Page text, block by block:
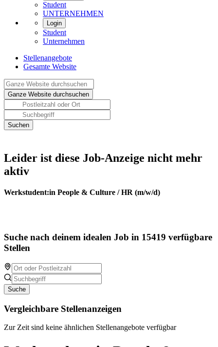
Student
UNTERNEHMEN
Login
Student
Unternehmen
Stellenangebote
Gesamte Website
Leider ist diese Job-Anzeige nicht mehr
aktiv
Werkstudent:in People & Culture / HR (m/w/d)
Suche nach deinem idealen Job in 15419 verfügbare
Stellen
Suche
Vergleichbare Stellenanzeigen
Zur Zeit sind keine ähnlichen Stellenangebote verfügbar